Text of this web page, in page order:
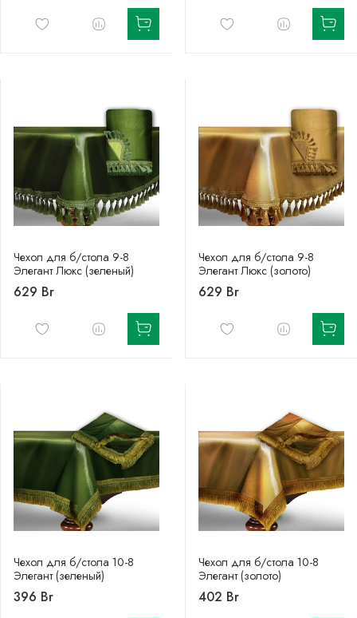
Чехол для б/стола 9-8
Элегант Люкс (зеленый)
629 Br
Чехол для б/стола 9-8
Элегант Люкс (золото)
629 Br
Чехол для б/стола 10-8
Элегант (зеленый)
396 Br
Чехол для б/стола 10-8
Элегант (золото)
402 Br